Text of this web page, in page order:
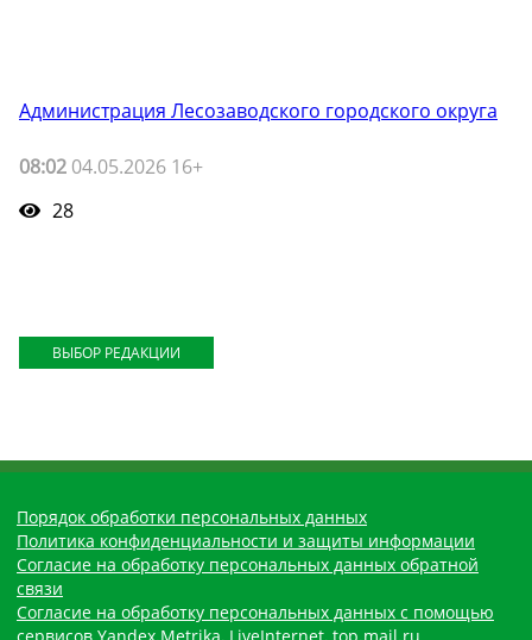
Администрация Лесозаводского городского округа
08:02 04.05.2026 16+
28
ВЫБОР РЕДАКЦИИ
Порядок обработки персональных данных
Политика конфиденциальности и защиты информации
Согласие на обработку персональных данных обратной
связи
Согласие на обработку персональных данных с помощью
сервисов Yandex.Metrika, LiveInternet, top.mail.ru